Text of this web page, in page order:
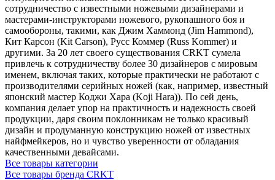
сотрудничество с известными ножевыми дизайнерами и
мастерами-инструкторами ножевого, рукопашного боя и
самообороны, такими, как Джим Хаммонд (Jim Hammond),
Кит Карсон (Kit Carson), Русс Коммер (Russ Kommer) и
другими. За 20 лет своего существования CRKT сумела
привлечь к сотрудничеству более 30 дизайнеров с мировым
именем, включая таких, которые практически не работают с
производителями серийных ножей (как, например, известный
японский мастер Коджи Хара (Koji Hara)). По сей день,
компания делает упор на практичность и надежность своей
продукции, даря своим поклонникам не только красивый
дизайн и продуманную конструкцию ножей от известных
найфмейкеров, но и чувство уверенности от обладания
качественными девайсами.
Все товары категории
Все товары бренда CRKT